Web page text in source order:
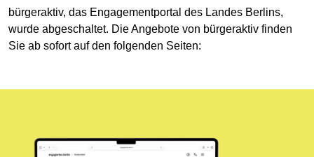
bürgeraktiv, das Engagementportal des Landes Berlins,
wurde abgeschaltet. Die Angebote von bürgeraktiv finden
Sie ab sofort auf den folgenden Seiten: